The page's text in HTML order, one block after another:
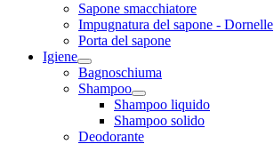
Sapone smacchiatore
Impugnatura del sapone - Dornelle
Porta del sapone
Igiene
Bagnoschiuma
Shampoo
Shampoo liquido
Shampoo solido
Deodorante